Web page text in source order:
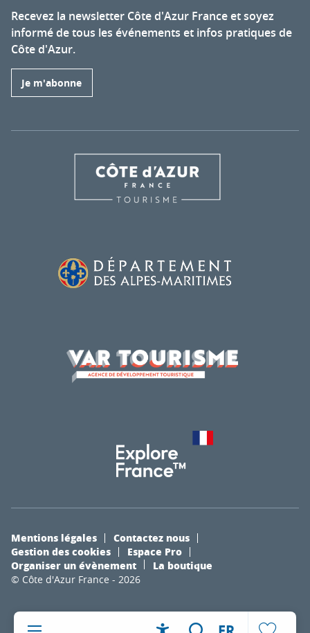
Recevez la newsletter Côte d'Azur France et soyez
informé de tous les événements et infos pratiques de
Côte d'Azur.
Je m'abonne
© Côte d'Azur France - 2026
Mentions légales
Contactez nous
Gestion des cookies
Espace Pro
Organiser un évènement
La boutique